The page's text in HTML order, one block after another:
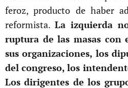
feroz, producto de haber
reformista. La izquierda
ruptura de las masas
sus organizaciones, los
del congreso, los
Los dirigentes de los